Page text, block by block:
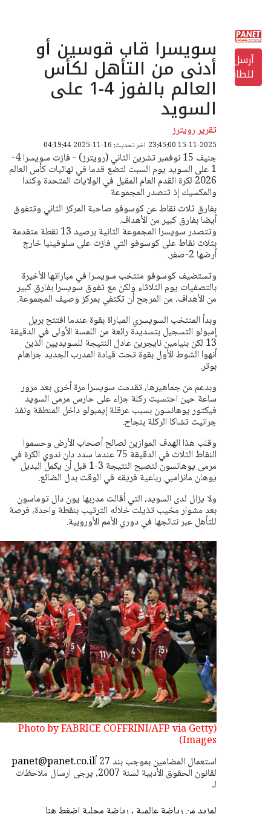
أرسل
للطابعة
سويسرا قاب قوسين أو
أدنى من التأهل لكأس
العالم بالفوز 4-1 على
السويد
تقرير رويترز
15-11-2025 23:45:00 اخر تحديث: 16-11-2025 04:19:44
جنيف 15 نوفمبر تشرين الثاني (رويترز) - فازت سويسرا 4-
1 على السويد يوم السبت لتضع قدما في نهائيات كأس العالم
2026 لكرة القدم العام المقبل في الولايات المتحدة وكندا
والمكسيك إذ تتصدر المجموعة
بفارق ثلاث نقاط عن كوسوفو صاحبة المركز الثاني وتتفوق
أيضا بفارق كبير من الأهداف.
وتتصدر سويسرا المجموعة الثانية برصيد 13 نقطة متقدمة
بثلاث نقاط على كوسوفو التي فازت على سلوفينيا خارج
أرضها 2-صفر.
وتستضيف كوسوفو منتخب سويسرا في مباراتها الأخيرة
بالتصفيات يوم الثلاثاء ولكن مع تفوق سويسرا بفارق كبير
من الأهداف، من المرجح أن تكتفي بمركز وصيف المجموعة.
وبدأ المنتخب السويسري المباراة بقوة عندما افتتح بريل
إمبولو التسجيل بتسديدة رائعة من اللمسة الأولى في الدقيقة
13 لكن بنيامين نايجرين عادل النتيجة للسويديين الذين
أنهوا الشوط الأول بقوة تحت قيادة المدرب الجديد جراهام
بوتر.
وبدعم من جماهيرها، تقدمت سويسرا مرة أخرى بعد مرور
ساعة حين احتسبت ركلة جزاء على حارس مرمى السويد
فيكتور يوهانسون بسبب عرقلة إيمبولو داخل المنطقة ونفذ
جرانيت تشاكا الركلة بنجاح.
وقلب هذا الهدف الموازين لصالح أصحاب الأرض وحسموا
النقاط الثلاث في الدقيقة 75 عندما سدد دان ندوي الكرة في
مرمى يوهانسون لتصبح النتيجة 3-1 قبل أن يكمل البديل
يوهان مانزامبي رباعية فريقه في الوقت بدل الضائع.
ولا يزال لدى السويد، التي أقالت مدربها يون دال توماسون
بعد مشوار مخيب تذيلت خلاله الترتيب بنقطة واحدة، فرصة
للتأهل عبر نتائجها في دوري الأمم الأوروبية.
(Photo by FABRICE COFFRINI/AFP via Getty
Images)
panet@panet.co.ilاستعمال المضامين بموجب بند 27 أ
لقانون الحقوق الأدبية لسنة 2007، يرجى ارسال ملاحظات
لـ